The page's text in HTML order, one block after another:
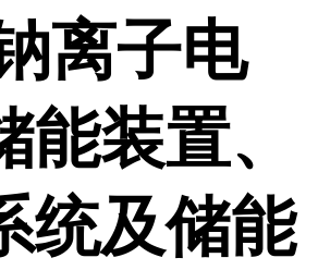
离子电
能装置、
统及储能